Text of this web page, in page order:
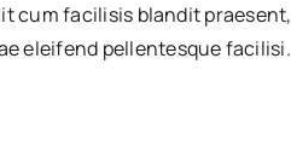
cum facilisis blandit praesent,
eleifend pellentesque facilisi.